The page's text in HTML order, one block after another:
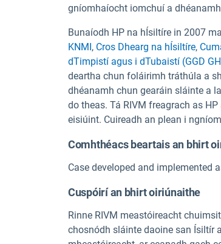
gníomhaíocht iomchuí a
Bunaíodh HP na hÍsiltíre in 2007
KNMI, Cros Dhearg na hÍsiltíre,
dTimpistí agus i dTubaistí (GGD
deartha chun foláirimh tráthúla a
dhéanamh chun gearáin sláinte a
do theas. Tá RIVM freagrach as
eisiúint. Cuireadh an plean i
Comhthéacs beartais an bhirt
Case developed and implemented
Cuspóirí an bhirt oiriúnaithe
Rinne RIVM meastóireacht
chosnódh sláinte daoine san Ísiltír